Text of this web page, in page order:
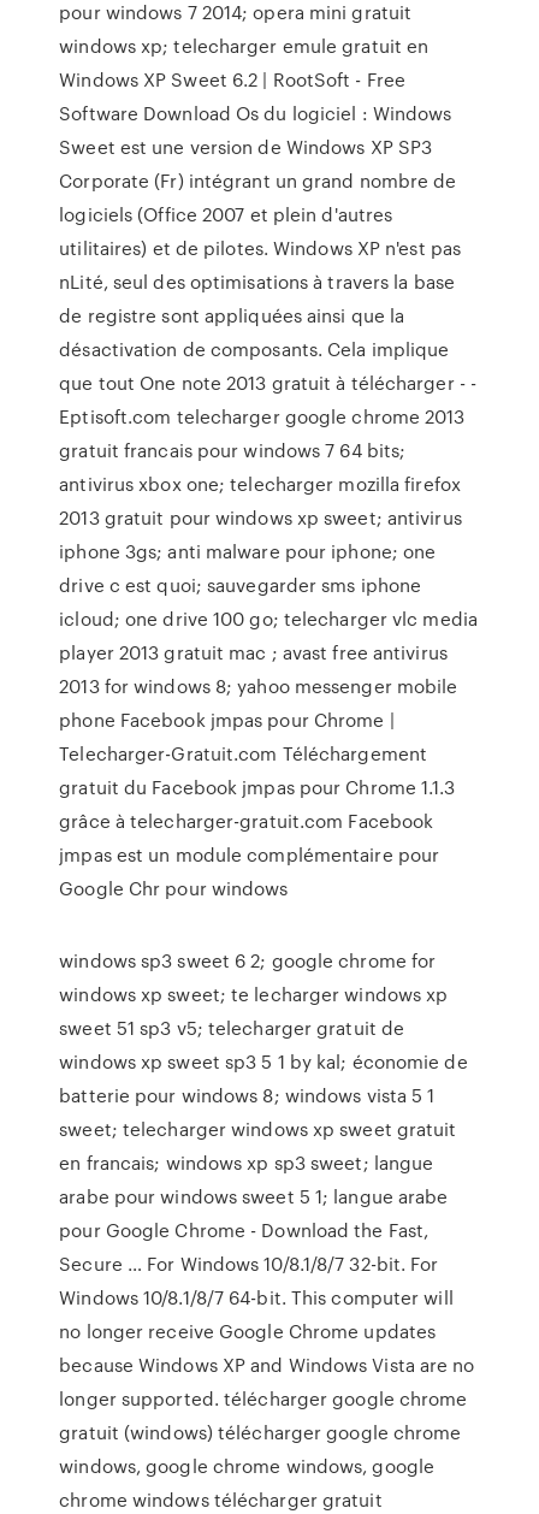
pour windows 7 2014; opera mini gratuit
windows xp; telecharger emule gratuit en
Windows XP Sweet 6.2 | RootSoft - Free
Software Download Os du logiciel : Windows
Sweet est une version de Windows XP SP3
Corporate (Fr) intégrant un grand nombre de
logiciels (Office 2007 et plein d'autres
utilitaires) et de pilotes. Windows XP n'est pas
nLité, seul des optimisations à travers la base
de registre sont appliquées ainsi que la
désactivation de composants. Cela implique
que tout One note 2013 gratuit à télécharger - -
Eptisoft.com telecharger google chrome 2013
gratuit francais pour windows 7 64 bits;
antivirus xbox one; telecharger mozilla firefox
2013 gratuit pour windows xp sweet; antivirus
iphone 3gs; anti malware pour iphone; one
drive c est quoi; sauvegarder sms iphone
icloud; one drive 100 go; telecharger vlc media
player 2013 gratuit mac ; avast free antivirus
2013 for windows 8; yahoo messenger mobile
phone Facebook jmpas pour Chrome |
Telecharger-Gratuit.com Téléchargement
gratuit du Facebook jmpas pour Chrome 1.1.3
grâce à telecharger-gratuit.com Facebook
jmpas est un module complémentaire pour
Google Chr pour windows
windows sp3 sweet 6 2; google chrome for
windows xp sweet; te lecharger windows xp
sweet 51 sp3 v5; telecharger gratuit de
windows xp sweet sp3 5 1 by kal; économie de
batterie pour windows 8; windows vista 5 1
sweet; telecharger windows xp sweet gratuit
en francais; windows xp sp3 sweet; langue
arabe pour windows sweet 5 1; langue arabe
pour Google Chrome - Download the Fast,
Secure … For Windows 10/8.1/8/7 32-bit. For
Windows 10/8.1/8/7 64-bit. This computer will
no longer receive Google Chrome updates
because Windows XP and Windows Vista are no
longer supported. télécharger google chrome
gratuit (windows) télécharger google chrome
windows, google chrome windows, google
chrome windows télécharger gratuit